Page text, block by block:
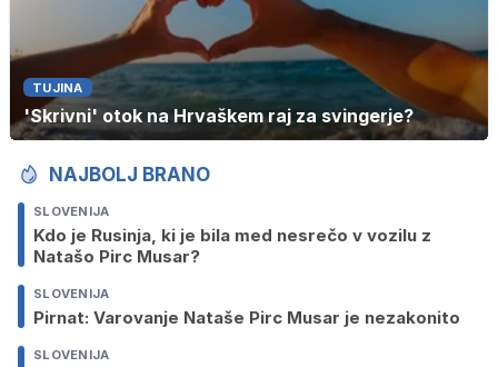
TUJINA
'Skrivni' otok na Hrvaškem raj za svingerje?
NAJBOLJ BRANO
SLOVENIJA
Kdo je Rusinja, ki je bila med nesrečo v vozilu z
Natašo Pirc Musar?
SLOVENIJA
Pirnat: Varovanje Nataše Pirc Musar je nezakonito
SLOVENIJA